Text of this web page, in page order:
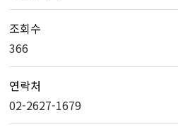
조회수
366
연락처
02-2627-1679